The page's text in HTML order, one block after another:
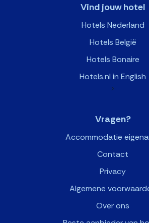
Vind jouw hotel
Hotels Nederland
Hotels België
Hotels Bonaire
Hotels.nl in English
>
Vragen?
Accommodatie
Contact
Privacy
Algemene
Over ons